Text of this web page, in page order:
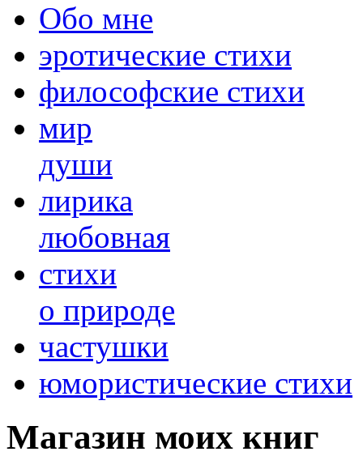
Обо мне
эротические стихи
философские стихи
мир
души
лирика
любовная
cтихи
о природе
частушки
юмористические стихи
Магазин моих книг